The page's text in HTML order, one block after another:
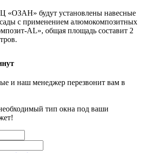
«ОЗАН» будут установлены навесные
с применением алюмокомпозитных
AL», общая площадь составит 2
и наш менеджер перезвонит вам в
тип окна под ваши